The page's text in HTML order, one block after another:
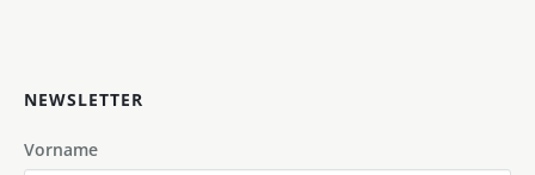
NEWSLETTER
Vorname